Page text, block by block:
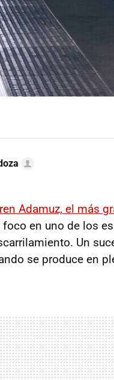
Adamuz, el más
foco en uno de los
Un
se produce en